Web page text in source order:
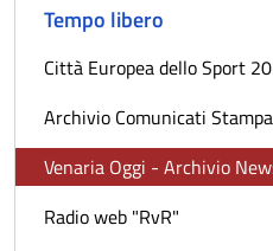
Tempo libero
Città Europea dello Sport
Archivio Comunicati Stampa
Venaria Oggi - Archivio
Radio web "RvR"